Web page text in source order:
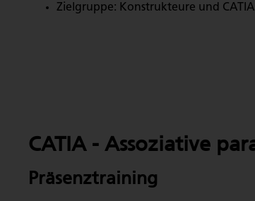
Zielgruppe: Konstrukteure und
CATIA - Assoziative
Präsenztraining